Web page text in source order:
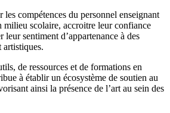
compétences du personnel enseignant
milieu scolaire, accroitre leur confiance
sentiment d’appartenance à des
artistiques.
de ressources et de formations en
à établir un écosystème de soutien au
ainsi la présence de l’art au sein des